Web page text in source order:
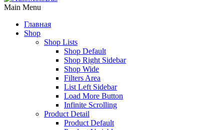
Main Menu
Главная
Shop
Shop Lists
Shop Default
Shop Right Sidebar
Shop Wide
Filters Area
List Left Sidebar
Load More Button
Infinite Scrolling
Product Detail
Product Default